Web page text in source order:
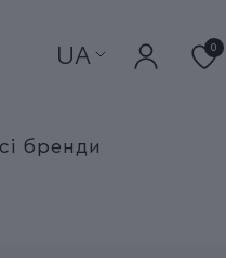
UA 0
бренди